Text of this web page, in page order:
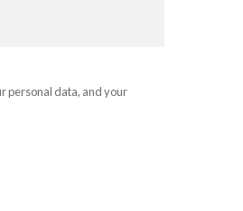
personal data, and your